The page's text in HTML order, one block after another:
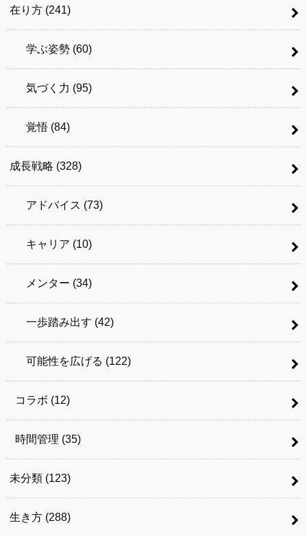
在り方 (241)
学ぶ姿勢 (60)
気づく力 (95)
覚悟 (84)
成長戦略 (328)
アドバイス (73)
キャリア (10)
メンター (34)
一歩踏み出す (42)
可能性を広げる (122)
コラボ (12)
時間管理 (35)
未分類 (123)
生き方 (288)